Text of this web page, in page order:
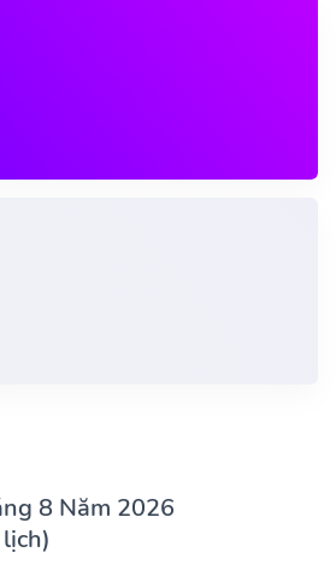
8 Năm 2026